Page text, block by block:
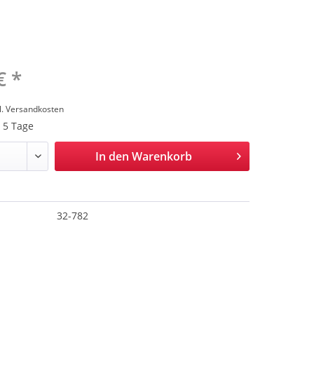
*
Versandkosten
Tage
In den Warenkorb
32-782